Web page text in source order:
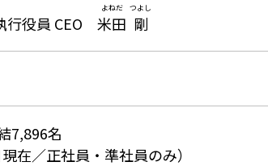
行役員 CEO 米田
よねだ
剛
つよし
7,896名
在／正社員・準社員のみ）